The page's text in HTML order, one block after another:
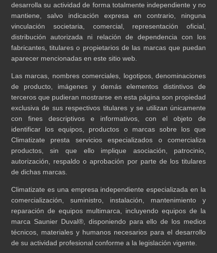
desarrolla su actividad de forma totalmente independiente y no
mantiene, salvo indicación expresa en contrario, ninguna
vinculación societaria, comercial, representación oficial,
distribución autorizada ni relación de dependencia con los
fabricantes, titulares o propietarios de las marcas que puedan
aparecer mencionadas en este sitio web.
Las marcas, nombres comerciales, logotipos, denominaciones
de producto, imágenes y demás elementos distintivos de
terceros que pudieran mostrarse en esta página son propiedad
exclusiva de sus respectivos titulares y se utilizan únicamente
con fines descriptivos e informativos, con el objeto de
identificar los equipos, productos o marcas sobre los que
Climatizate presta servicios especializados o comercializa
productos, sin que ello implique asociación, patrocinio,
autorización, respaldo o aprobación por parte de los titulares
de dichas marcas.
Climatizate es una empresa independiente especializada en la
comercialización, suministro, instalación, mantenimiento y
reparación de equipos multimarca, incluyendo equipos de la
marca Saunier Duval®, disponiendo para ello de los medios
técnicos, materiales y humanos necesarios para el desarrollo
de su actividad profesional conforme a la legislación vigente.